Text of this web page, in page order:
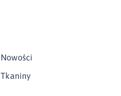
Nowości
Tkaniny